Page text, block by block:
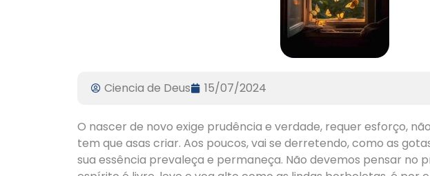
Ciencia de Deus 15/07/2024
O nascer de novo exige prudência e verdade, requer esforço,
tem que asas criar. Aos poucos, vai se derretendo, como as
sua essência prevaleça e permaneça. Não devemos pensar no